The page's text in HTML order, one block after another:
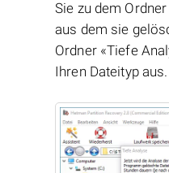
Sie zu dem
aus dem sie
Ordner «Tiefe
Ihren Dateityp aus.